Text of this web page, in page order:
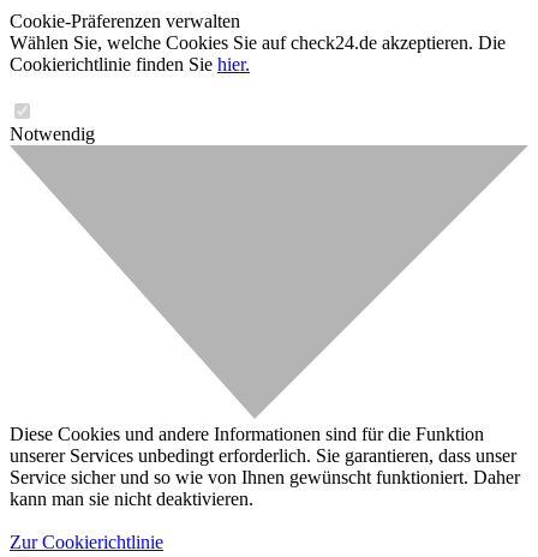
Cookie-Präferenzen verwalten
Wählen Sie, welche Cookies Sie auf check24.de akzeptieren. Die
Cookierichtlinie finden Sie hier.
Notwendig
Diese Cookies und andere Informationen sind für die Funktion
unserer Services unbedingt erforderlich. Sie garantieren, dass unser
Service sicher und so wie von Ihnen gewünscht funktioniert. Daher
kann man sie nicht deaktivieren.
Zur Cookierichtlinie